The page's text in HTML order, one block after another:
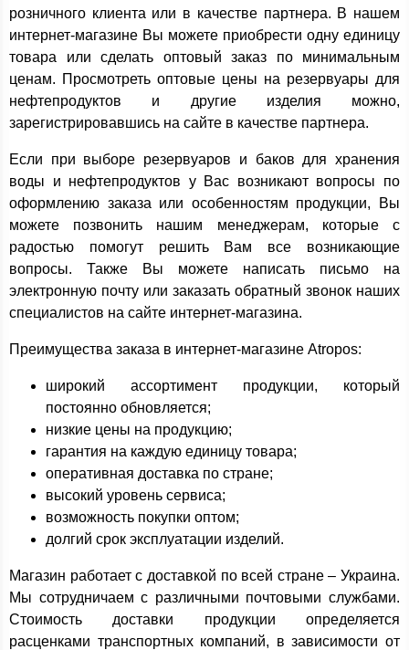
розничного клиента или в качестве партнера. В нашем
интернет-магазине Вы можете приобрести одну единицу
товара или сделать оптовый заказ по минимальным
ценам. Просмотреть оптовые цены на резервуары для
нефтепродуктов и другие изделия можно,
зарегистрировавшись на сайте в качестве партнера.
Если при выборе резервуаров и баков для хранения
воды и нефтепродуктов у Вас возникают вопросы по
оформлению заказа или особенностям продукции, Вы
можете позвонить нашим менеджерам, которые с
радостью помогут решить Вам все возникающие
вопросы. Также Вы можете написать письмо на
электронную почту или заказать обратный звонок наших
специалистов на сайте интернет-магазина.
Преимущества заказа в интернет-магазине Atropos:
широкий ассортимент продукции, который
постоянно обновляется;
низкие цены на продукцию;
гарантия на каждую единицу товара;
оперативная доставка по стране;
высокий уровень сервиса;
возможность покупки оптом;
долгий срок эксплуатации изделий.
Магазин работает с доставкой по всей стране – Украина.
Мы сотрудничаем с различными почтовыми службами.
Стоимость доставки продукции определяется
расценками транспортных компаний, в зависимости от